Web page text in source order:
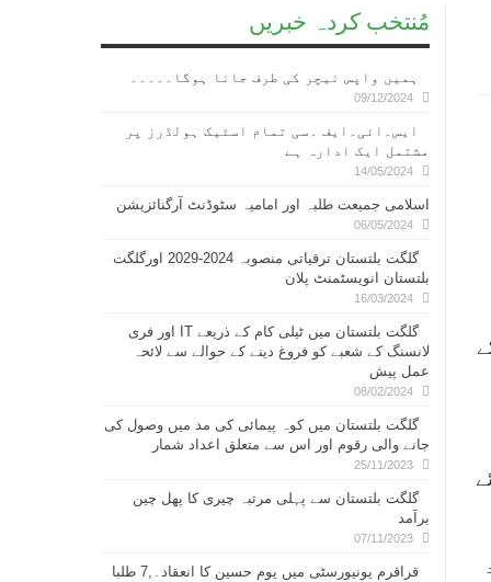
مُنتخب کردہ خبریں
ہمیں واپس نیچر کی طرف جانا ہوگا۔۔۔۔۔
09/12/2024
ایس۔ائی۔ایف ۔سی تمام اسٹیک ہولڈرز پر
مشتمل ایک ادارہ ہے
14/05/2024
اسلامی جمیعت طلبہ اور امامیہ سٹوڈنٹ آرگنائزیشن
06/05/2024
گلگت بلتستان ترقیاتی منصوبہ 2024-2029 اورگلگت
بلتستان انویسٹمنٹ پلان
16/03/2024
گلگت بلتستان میں ٹیلی کام کے ذریعے IT اور فری
لانسنگ کے شعبے کو فروغ دینے کے حوالے سے لائحہ
عمل پیش
08/02/2024
گلگت بلتستان میں کوہ پیمائی کی مد میں وصول کی
جانے والی رقوم اور اس سے متعلق اعداد شمار
25/11/2023
گلگت بلتستان سے پہلی مرتبہ چیری کا پھل چین
برآمد
07/11/2023
قراقرم یونیورسٹی میں یوم حسین کا انعقاد۔,7 طلبا